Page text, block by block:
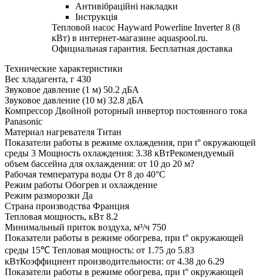
Антивібраційні накладки
Інструкція
Тепловой насос Hayward Powerline Inverter 8 (8
кВт) в интернет-магазине aquaspool.ru.
Официальная гарантия. Бесплатная доставка
Технические характеристики
Вес хладагента, г 430
Звуковое давление (1 м) 50.2 дБА
Звуковое давление (10 м) 32.8 дБА
Компрессор Двойной роторный инвертор постоянного тока
Panasonic
Материал нагревателя Титан
Показатели работы в режиме охлаждения, при t° окружающей
среды 3 Мощность охлаждения: 3.38 кВтРекомендуемый
объем бассейна для охлаждения: от 10 до 20 м?
Рабочая температура воды От 8 до 40°C
Режим работы Обогрев и охлаждение
Режим разморозки Да
Страна производства Франция
Тепловая мощность, кВт 8.2
Минимальный приток воздуха, м³/ч 750
Показатели работы в режиме обогрева, при t° окружающей
среды 15℃ Тепловая мощность: от 1.75 до 5.83
кВтКоэффициент производительности: от 4.38 до 6.29
Показатели работы в режиме обогрева, при t° окружающей